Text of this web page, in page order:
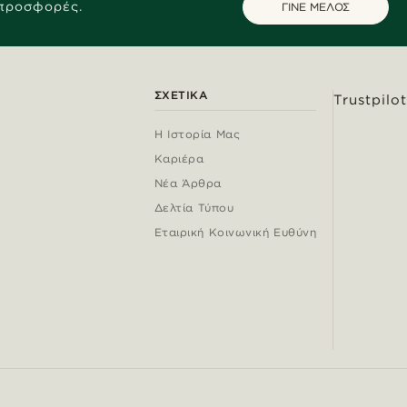
ΓΙΝΕ ΜΕΛΟΣ
ΣΧΕΤΙΚΆ
Η Ιστορία Μας
Καριέρα
Νέα Άρθρα
Δελτία Τύπου
Εταιρική Κοινωνική Ευθύνη
Trustpilot